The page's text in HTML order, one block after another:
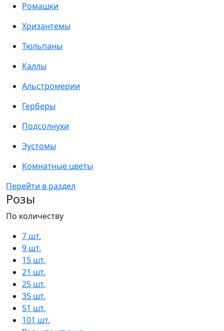
Ромашки
Хризантемы
Тюльпаны
Каллы
Альстромерии
Герберы
Подсолнухи
Эустомы
Комнатные цветы
Перейти в раздел
Розы
По количеству
7 шт.
9 шт.
15 шт.
21 шт.
25 шт.
35 шт.
51 шт.
101 шт.